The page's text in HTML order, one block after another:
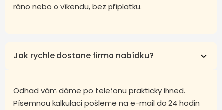
ráno nebo o víkendu, bez příplatku.
Jak rychle dostane firma nabídku?
Odhad vám dáme po telefonu prakticky ihned.
Písemnou kalkulaci pošleme na e-mail do 24 hodin